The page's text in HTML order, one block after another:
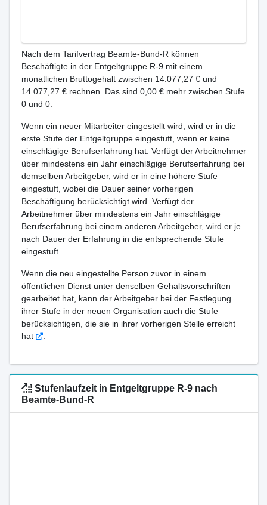
Nach dem Tarifvertrag Beamte-Bund-R können
Beschäftigte in der Entgeltgruppe R-9 mit einem
monatlichen Bruttogehalt zwischen 14.077,27 € und
14.077,27 € rechnen. Das sind 0,00 € mehr zwischen Stufe
0 und 0.
Wenn ein neuer Mitarbeiter eingestellt wird, wird er in die
erste Stufe der Entgeltgruppe eingestuft, wenn er keine
einschlägige Berufserfahrung hat. Verfügt der Arbeitnehmer
über mindestens ein Jahr einschlägige Berufserfahrung bei
demselben Arbeitgeber, wird er in eine höhere Stufe
eingestuft, wobei die Dauer seiner vorherigen
Beschäftigung berücksichtigt wird. Verfügt der
Arbeitnehmer über mindestens ein Jahr einschlägige
Berufserfahrung bei einem anderen Arbeitgeber, wird er je
nach Dauer der Erfahrung in die entsprechende Stufe
eingestuft.
Wenn die neu eingestellte Person zuvor in einem
öffentlichen Dienst unter denselben Gehaltsvorschriften
gearbeitet hat, kann der Arbeitgeber bei der Festlegung
ihrer Stufe in der neuen Organisation auch die Stufe
berücksichtigen, die sie in ihrer vorherigen Stelle erreicht
hat
.
Stufenlaufzeit in Entgeltgruppe R-9 nach
Beamte-Bund-R